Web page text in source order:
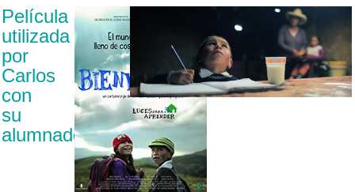
Película
utilizada
por
Carlos
con
su
alumnado: